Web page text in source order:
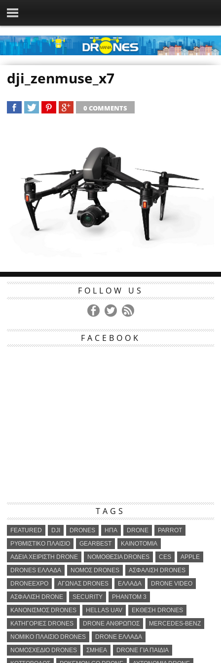
dji_zenmuse_x7
0 COMMENTS
FOLLOW US
FACEBOOK
TAGS
FEATURED DJI DRONES ΗΠΑ DRONE
PARROT
ΡΥΘΜΙΣΤΙΚΟ ΠΛΑΙΣΙΟ
GEARBEST
ΚΑΙΝΟΤΟΜΙΑ
ΑΔΕΙΑ ΧΕΙΡΙΣΤΗ DRONE
ΝΟΜΟΘΕΣΙΑ DRONES CES
APPLE
DRONES ΕΛΛΑΔΑ
ΝΟΜΟΣ DRONES
ΑΣΦΑΛΙΣΗ DRONES
DRONEEXPO
ΑΓΩΝΑΣ DRONES ΕΛΛΑΔΑ
DRONE VIDEO
ΑΣΦΑΛΙΣΗ DRONE
SECURITY
PHANTOM 3
ΚΑΝΟΝΙΣΜΟΣ DRONES
HELLAS UAV
ΕΚΘΕΣΗ DRONES
ΚΑΤΗΓΟΡΙΕΣ DRONES
DRONE ΑΝΘΡΩΠΟΣ
MERCEDES-BENZ
ΝΟΜΙΚΟ ΠΛΑΙΣΙΟ DRONES
DRONE ΕΛΛΑΔΑ
ΝΟΜΟΣΧΕΔΙΟ DRONES
ΣΜΗΕΑ
DRONE ΓΙΑ ΠΑΙΔΙΑ